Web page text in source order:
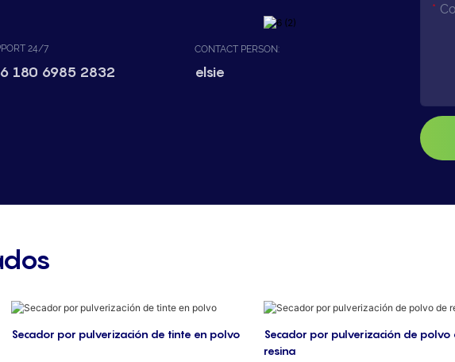
24/7
180 6985 2832
CONTACT PERSON:
elsie
Secador por pulverización de tinte en polvo
Secador por pulverización de polvo
resina